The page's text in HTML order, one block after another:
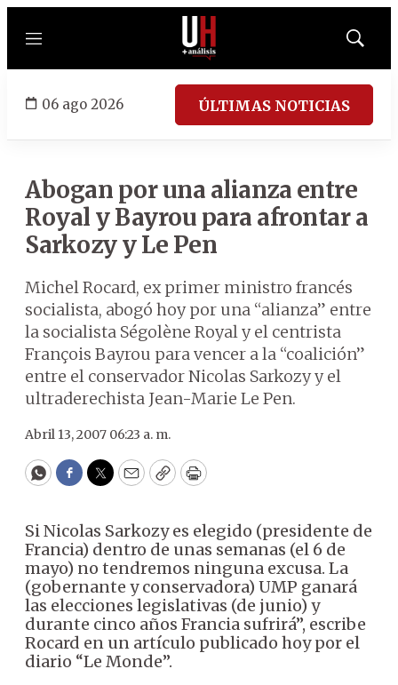
Menú
Mostrar
06 ago 2026 ÚLTIMAS NOTICIAS
Abogan por una alianza entre
Royal y Bayrou para afrontar a
Sarkozy y Le Pen
Michel Rocard, ex primer ministro francés
socialista, abogó hoy por una “alianza” entre
la socialista Ségolène Royal y el centrista
François Bayrou para vencer a la “coalición”
entre el conservador Nicolas Sarkozy y el
ultraderechista Jean-Marie Le Pen.
Abril 13, 2007 06:23 a. m.
WhatsApp
Facebook
Twitter
EmailCopyPrint
Si Nicolas Sarkozy es elegido (presidente de
Francia) dentro de unas semanas (el 6 de
mayo) no tendremos ninguna excusa. La
(gobernante y conservadora) UMP ganará
las elecciones legislativas (de junio) y
durante cinco años Francia sufrirá”, escribe
Rocard en un artículo publicado hoy por el
diario “Le Monde”.